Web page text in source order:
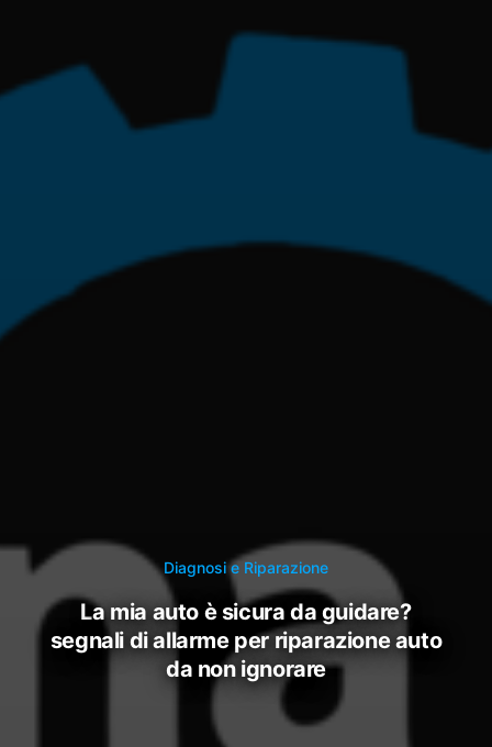
Diagnosi e Riparazione
la mia auto è sicura da guidare?
segnali di allarme per riparazione auto
da non ignorare